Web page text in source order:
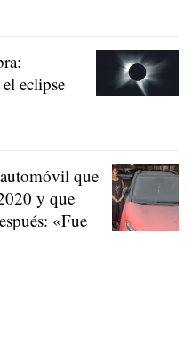
eclipse
que
y que
«Fue